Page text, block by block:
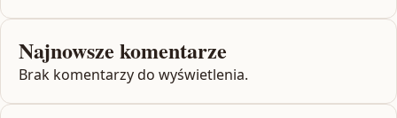
Najnowsze komentarze
Brak komentarzy do wyświetlenia.